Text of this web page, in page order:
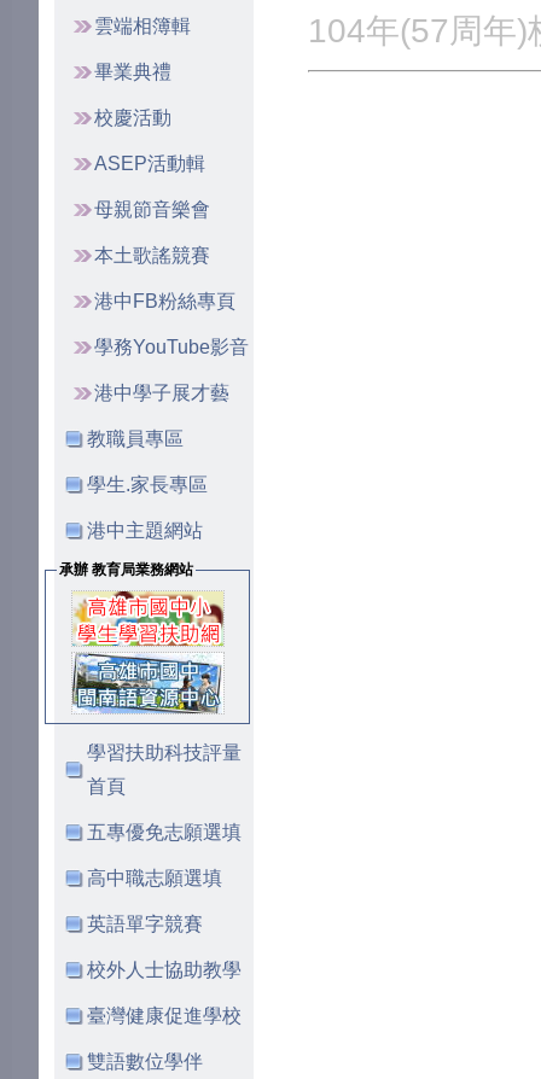
雲端相簿輯
畢業典禮
校慶活動
ASEP活動輯
母親節音樂會
本土歌謠競賽
港中FB粉絲專頁
學務YouTube影音
港中學子展才藝
教職員專區
學生.家長專區
港中主題網站
承辦 教育局業務網站
學習扶助科技評量
首頁
五專優免志願選填
高中職志願選填
英語單字競賽
校外人士協助教學
臺灣健康促進學校
雙語數位學伴
104年(57周年)